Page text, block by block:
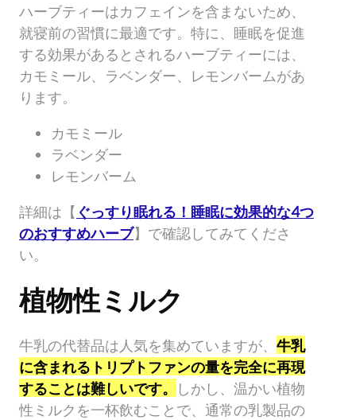
ハーブティーはカフェインを含まないため、
就寝前の習慣に最適です。特に、睡眠を促進
する効果があるとされるハーブティーには、
カモミール、ラベンダー、レモンバームがあ
ります。
カモミール
ラベンダー
レモンバーム
詳細は【 ぐっすり眠れる！睡眠に効果的な4つ
のおすすめハーブ】で確認してみてくださ
い。
植物性ミルク
牛乳の代替品は人気を集めていますが、 牛乳
に含まれるトリプトファンの量を完全に再現
することは難しいです。
しかし、温かい植物
性ミルクを一杯飲むことで、通常の乳製品の